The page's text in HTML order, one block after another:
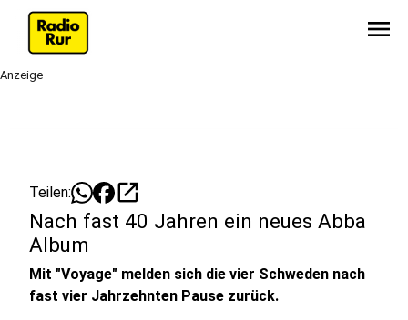
menu
Anzeige
Teilen: open_in_new
Nach fast 40 Jahren ein neues Abba
Album
Mit "Voyage" melden sich die vier Schweden nach
fast vier Jahrzehnten Pause zurück.